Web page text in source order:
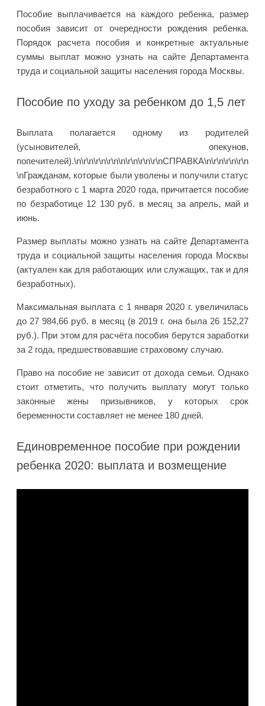
Пособие выплачивается на каждого ребенка, размер
пособия зависит от очередности рождения ребенка.
Порядок расчета пособия и конкретные актуальные
суммы выплат можно узнать на сайте Департамента
труда и социальной защиты населения города Москвы.
Пособие по уходу за ребенком до 1,5 лет
Выплата полагается одному из родителей
(усыновителей, опекунов,
попечителей).\n\r\n\r\n\r\n\n\r\n\r\n\r\nСПРАВКА\n\r\n\r\n\r\n
\nГражданам, которые были уволены и получили статус
безработного с 1 марта 2020 года, причитается пособие
по безработице 12 130 руб. в месяц за апрель, май и
июнь.
Размер выплаты можно узнать на сайте Департамента
труда и социальной защиты населения города Москвы
(актуален как для работающих или служащих, так и для
безработных).
Максимальная выплата с 1 января 2020 г. увеличилась
до 27 984,66 руб. в месяц (в 2019 г. она была 26 152,27
руб.). При этом для расчёта пособия берутся заработки
за 2 года, предшест­вовавшие страховому случаю.
Право на пособие не зависит от дохода семьи. Однако
стоит отметить, что получить выплату могут только
законные жены призывников, у которых срок
беременности составляет не менее 180 дней.
Единовременное пособие при рождении
ребенка 2020: выплата и возмещение